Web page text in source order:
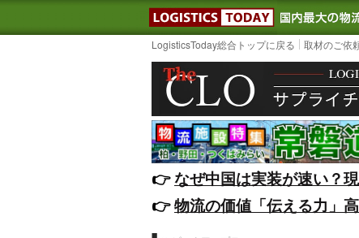
LOGISTICS
LogisticsToday総合トップに戻る 取材のご依
👉️なぜ中国は実装が速い？
👉️物流の価値「伝える力」